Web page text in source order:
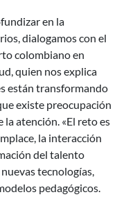
en la
dialogamos con el
colombiano en
quien nos explica
están transformando
existe preocupación
atención. «El reto es
la interacción
del talento
tecnologías,
pedagógicos.